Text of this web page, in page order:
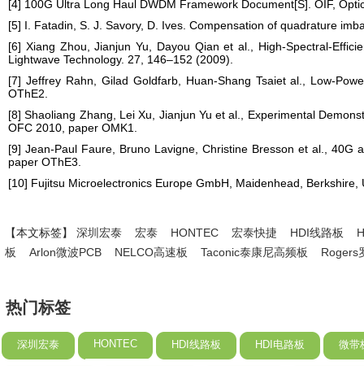
[4] 100G Ultra Long Haul DWDM Framework Document[S]. OIF,
[5] I. Fatadin, S. J. Savory, D. Ives. Compensation of quadrature
[6] Xiang Zhou, Jianjun Yu, Dayou Qian et al., High-Spectral-
Lightwave Technology. 27, 146–152 (2009).
[7] Jeffrey Rahn, Gilad Goldfarb, Huan-Shang Tsaiet al., Low-
OThE2.
[8] Shaoliang Zhang, Lei Xu, Jianjun Yu et al., Experimental
OFC 2010, paper OMK1.
[9] Jean-Paul Faure, Bruno Lavigne, Christine Bresson et al.,
paper OThE3.
[10] Fujitsu Microelectronics Europe GmbH, Maidenhead,
【本文标签】 深圳宏泰 宏泰 HONTEC 宏泰快捷 HDI线路板
板
Arlon微波PCB NELCO高速板 Taconic泰康尼高频板 Rogers
热门标签
深圳宏泰 HONTEC HDI线路板 HDI电路板 微带